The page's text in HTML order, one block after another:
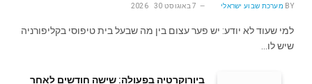
BY מערכת שבוע ישראלי 7 באוגוסט 2026 30
למי שעוד לא יודע: יש פער עצום בין מה שבעל בית טיפוסי בקליפורניה
שיש לו…
ביורוקרטיה בפעולה: שישה חודשים לאחר